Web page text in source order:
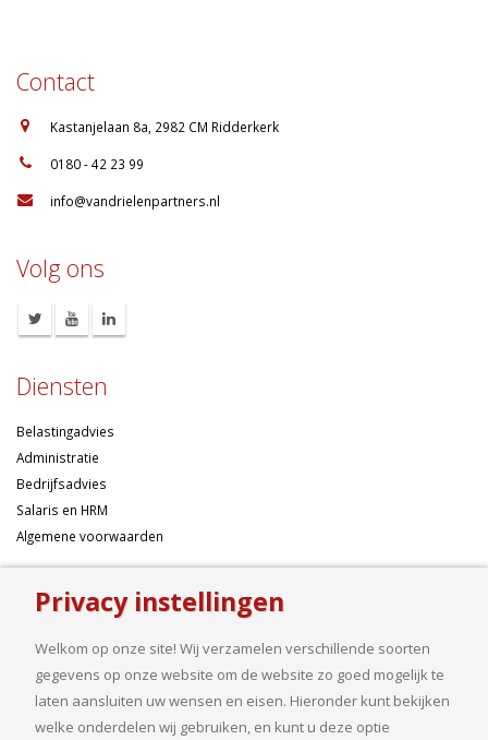
Contact
Kastanjelaan 8a, 2982 CM Ridderkerk
0180 - 42 23 99
info@vandrielenpartners.nl
Volg ons
Diensten
Belastingadvies
Administratie
Bedrijfsadvies
Salaris en HRM
Algemene voorwaarden
Over ons
Ondernemen betekent risico’s nemen, maar dan liefst wel zo
samengesteld mogelijk. Of u nu een onderneming wilt starten met een
goed financieel plan, uw bedrijf wilt uitbreiden op basis van gedegen
cijfers, uw jaarcijfers samengesteld wilt hebben of een helder advies
Privacy instellingen
Welkom op onze site! Wij verzamelen verschillende soorten
gegevens op onze website om de website zo goed mogelijk te
laten aansluiten uw wensen en eisen. Hieronder kunt bekijken
welke onderdelen wij gebruiken, en kunt u deze optie